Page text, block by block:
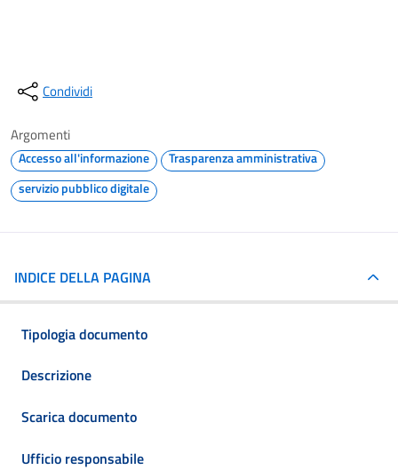
Condividi
Argomenti
Accesso all'informazione
Trasparenza amministrativa
servizio pubblico digitale
INDICE DELLA PAGINA
Tipologia documento
Descrizione
Scarica documento
Ufficio responsabile